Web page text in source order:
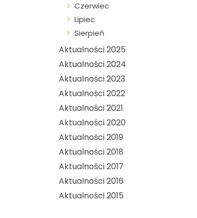
Czerwiec
Lipiec
Sierpień
Aktualności 2025
Aktualności 2024
Aktualności 2023
Aktualności 2022
Aktualności 2021
Aktualności 2020
Aktualności 2019
Aktualności 2018
Aktualności 2017
Aktualności 2016
Aktualności 2015